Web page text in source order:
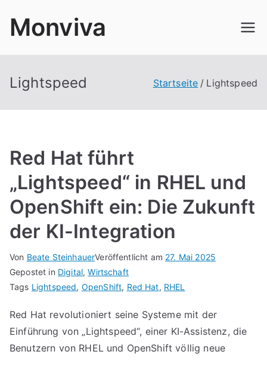
InhaltMonviva
Lightspeed Startseite Lightspeed
Red Hat führt
„Lightspeed“ in RHEL und
OpenShift ein: Die Zukunft
der KI-Integration
Von Beate SteinhauerVeröffentlicht am 27. Mai 2025
Gepostet in Digital,Wirtschaft
Tags Lightspeed, OpenShift, Red Hat, RHEL
Red Hat revolutioniert seine Systeme mit der
Einführung von „Lightspeed“, einer KI-Assistenz, die
Benutzern von RHEL und OpenShift völlig neue